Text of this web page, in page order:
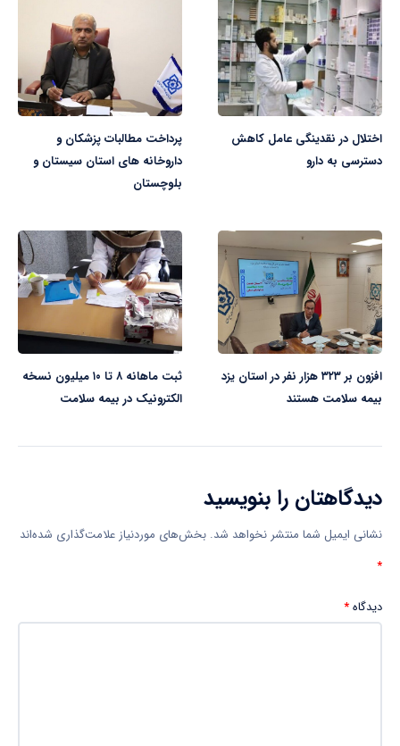
اختلال در نقدینگی عامل کاهش
دسترسی به دارو
پرداخت مطالبات پزشکان و
داروخانه های استان سیستان و
بلوچستان
افزون بر ۳۲۳ هزار نفر در استان یزد
بیمه سلامت هستند
ثبت ماهانه ۸ تا ۱۰ میلیون نسخه
الکترونیک در بیمه سلامت
دیدگاهتان را بنویسید
نشانی ایمیل شما منتشر نخواهد شد. بخش‌های موردنیاز علامت‌گذاری شده‌اند
*
دیدگاه*